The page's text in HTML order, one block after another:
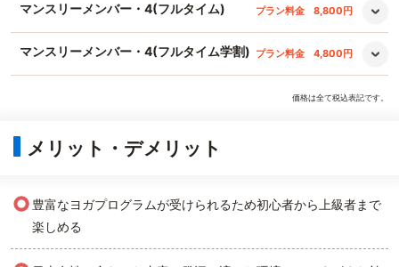
マンスリーメンバー・4(フルタイム) プラン料金 8,800円
マンスリーメンバー・4(フルタイム学割) プラン料金 4,800円
価格は全て税込表記です。
メリット・デメリット
○ 豊富なヨガプログラムが受けられるため初心者から上級者まで
楽しめる